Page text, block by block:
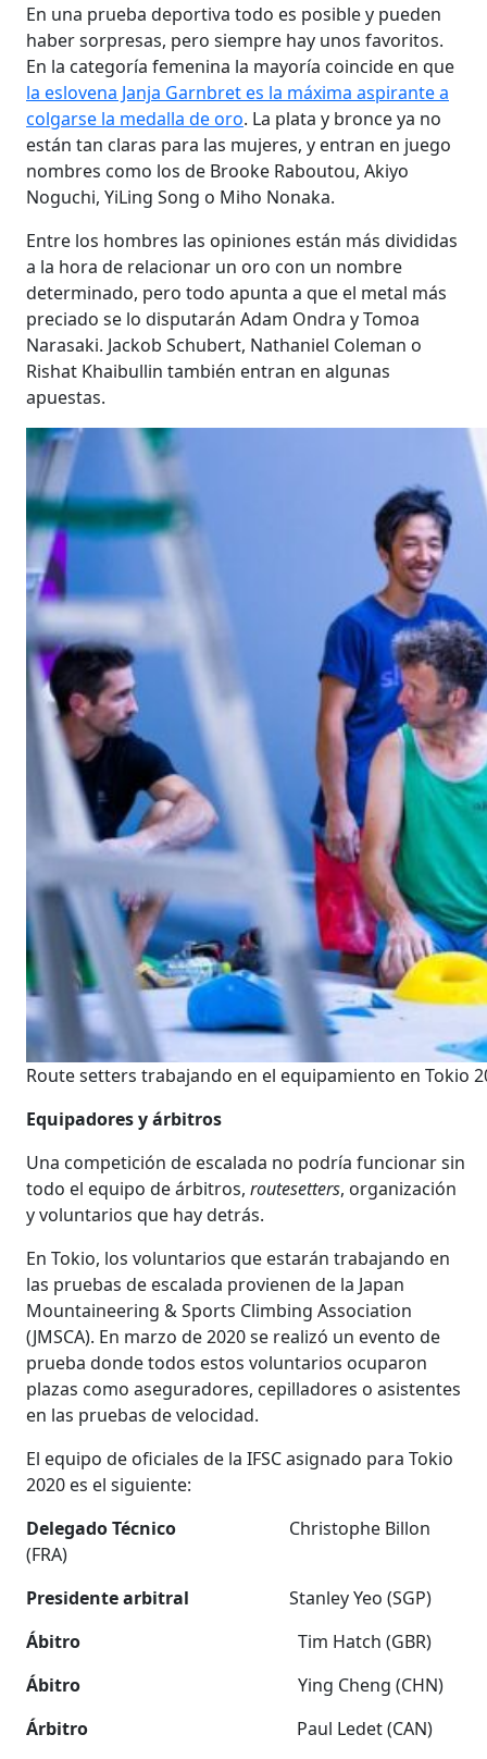
En una prueba deportiva todo es posible y pueden
haber sorpresas, pero siempre hay unos favoritos.
En la categoría femenina la mayoría coincide en que
la eslovena Janja Garnbret es la máxima aspirante a
colgarse la medalla de oro. La plata y bronce ya no
están tan claras para las mujeres, y entran en juego
nombres como los de Brooke Raboutou, Akiyo
Noguchi, YiLing Song o Miho Nonaka.
Entre los hombres las opiniones están más divididas
a la hora de relacionar un oro con un nombre
determinado, pero todo apunta a que el metal más
preciado se lo disputarán Adam Ondra y Tomoa
Narasaki. Jackob Schubert, Nathaniel Coleman o
Rishat Khaibullin también entran en algunas
apuestas.
Route setters trabajando en el equipamiento en Tokio
Equipadores y árbitros
Una competición de escalada no podría funcionar sin
todo el equipo de árbitros, routesetters, organización
y voluntarios que hay detrás.
En Tokio, los voluntarios que estarán trabajando en
las pruebas de escalada provienen de la Japan
Mountaineering & Sports Climbing Association
(JMSCA). En marzo de 2020 se realizó un evento de
prueba donde todos estos voluntarios ocuparon
plazas como aseguradores, cepilladores o asistentes
en las pruebas de velocidad.
El equipo de oficiales de la IFSC asignado para Tokio
2020 es el siguiente:
Delegado Técnico Christophe Billon
(FRA)
Presidente arbitral Stanley Yeo (SGP)
Ábitro Tim Hatch (GBR)
Ábitro Ying Cheng (CHN)
Árbitro Paul Ledet (CAN)